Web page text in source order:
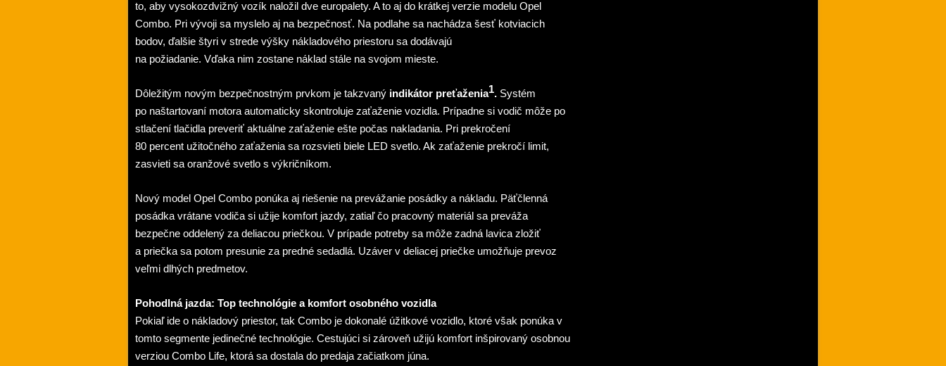
to, aby vysokozdvižný vozík naložil dve europalety. A to aj do krátkej verzie modelu Opel
Combo. Pri vývoji sa myslelo aj na bezpečnosť. Na podlahe sa nachádza šesť kotviacich
bodov, ďalšie štyri v strede výšky nákladového priestoru sa dodávajú
na požiadanie. Vďaka nim zostane náklad stále na svojom mieste.
Dôležitým novým bezpečnostným prvkom je takzvaný indikátor preťaženia1. Systém
po naštartovaní motora automaticky skontroluje zaťaženie vozidla. Prípadne si vodič môže po
stlačení tlačidla preveriť aktuálne zaťaženie ešte počas nakladania. Pri prekročení
80 percent užitočného zaťaženia sa rozsvieti biele LED svetlo. Ak zaťaženie prekročí limit,
zasvieti sa oranžové svetlo s výkričníkom.
Nový model Opel Combo ponúka aj riešenie na prevážanie posádky a nákladu. Päťčlenná
posádka vrátane vodiča si užije komfort jazdy, zatiaľ čo pracovný materiál sa preváža
bezpečne oddelený za deliacou priečkou. V prípade potreby sa môže zadná lavica zložiť
a priečka sa potom presunie za predné sedadlá. Uzáver v deliacej priečke umožňuje prevoz
veľmi dlhých predmetov.
Pohodlná jazda: Top technológie a komfort osobného vozidla
Pokiaľ ide o nákladový priestor, tak Combo je dokonalé úžitkové vozidlo, ktoré však ponúka v
tomto segmente jedinečné technológie. Cestujúci si zároveň užijú komfort inšpirovaný osobnou
verziou Combo Life, ktorá sa dostala do predaja začiatkom júna.